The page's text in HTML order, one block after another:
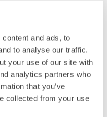
and ads, to
to analyse our traffic.
your use of our site with
analytics partners who
that you’ve
collected from your use
möjlighet till att bidra
inom
om att hjälpa till att
leverera värde för
och SQ-
den koreanska
Country